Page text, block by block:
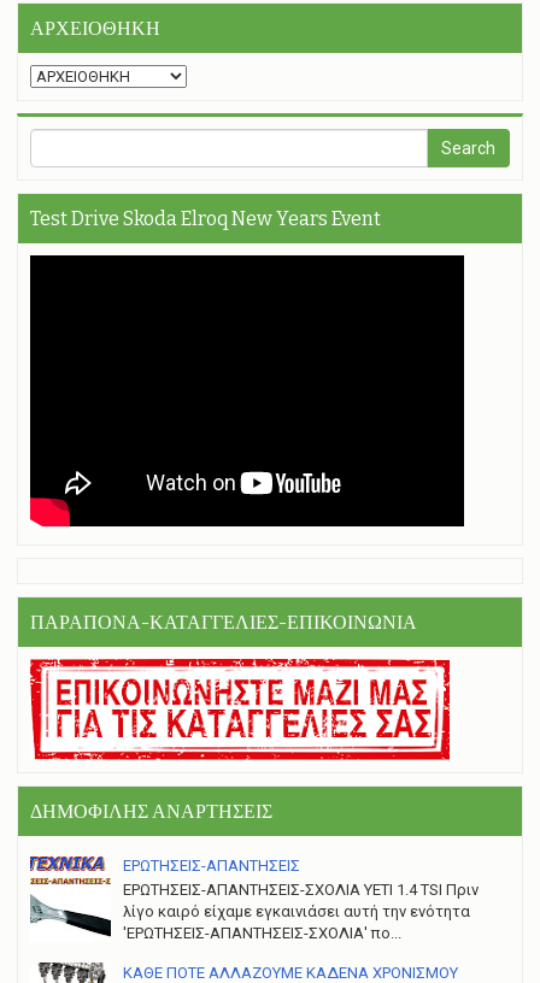
ΑΡΧΕΙΟΘΗΚΗ
Test Drive Skoda Elroq New Years Event
ΠΑΡΑΠΟΝΑ-ΚΑΤΑΓΓΕΛΙΕΣ-ΕΠΙΚΟΙΝΩΝΙΑ
ΔΗΜΟΦΙΛΗΣ ΑΝΑΡΤΗΣΕΙΣ
ΕΡΩΤΗΣΕΙΣ-ΑΠΑΝΤΗΣΕΙΣ
ΕΡΩΤΗΣΕΙΣ-ΑΠΑΝΤΗΣΕΙΣ-ΣΧΟΛΙΑ YETI 1.4 TSI Πριν
λίγο καιρό είχαμε εγκαινιάσει αυτή την ενότητα
'ΕΡΩΤΗΣΕΙΣ-ΑΠΑΝΤΗΣΕΙΣ-ΣΧΟΛΙΑ' πο...
ΚΑΘΕ ΠΟΤΕ ΑΛΛΑΖΟΥΜΕ ΚΑΔΕΝΑ ΧΡΟΝΙΣΜΟΥ